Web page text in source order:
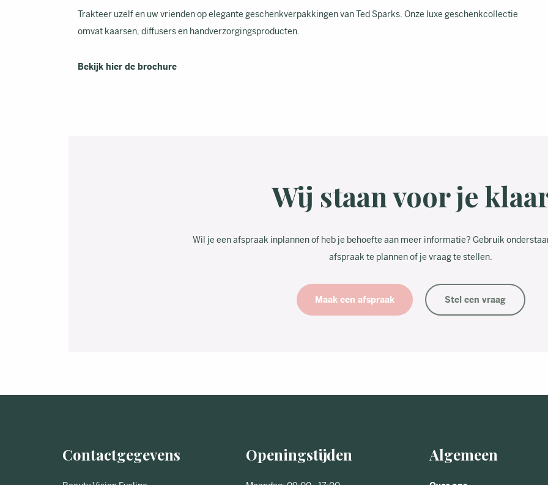
Trakteer uzelf en uw vrienden op elegante geschenkverpakkingen van Ted Sparks. Onze luxe geschenkcollectie
omvat kaarsen, diffusers en handverzorgingsproducten.
Bekijk hier de brochure
Wij staan voor je
Wil je een afspraak inplannen of heb je behoefte aan meer informatie? Gebruik
afspraak te plannen of je vraag te stellen.
Maak een afspraak Stel een vraag
Contactgegevens Openingstijden Algemeen